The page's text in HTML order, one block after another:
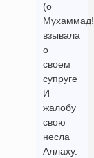
(о
взывала
о
своем
супруге
И
жалобу
свою
несла
Аллаху.